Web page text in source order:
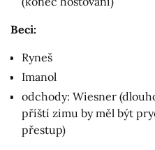
Beci:
Ryneš
Imanol
odchody: Wiesner
příští zimu by měl být
přestup)